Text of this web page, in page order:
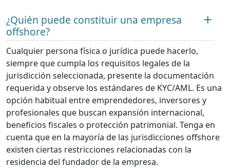
¿Quién puede constituir una empresa
offshore?
Cualquier persona física o jurídica puede hacerlo,
siempre que cumpla los requisitos legales de la
jurisdicción seleccionada, presente la documentación
requerida y observe los estándares de KYC/AML. Es una
opción habitual entre emprendedores, inversores y
profesionales que buscan expansión internacional,
beneficios fiscales o protección patrimonial. Tenga en
cuenta que en la mayoría de las jurisdicciones offshore
existen ciertas restricciones relacionadas con la
residencia del fundador de la empresa.